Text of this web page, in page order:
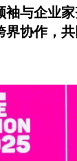
袖与企业
界协作，